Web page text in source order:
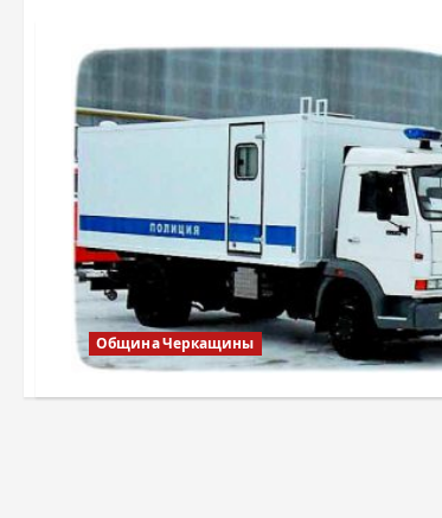
Община Черкащины